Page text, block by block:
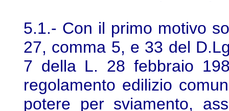
5.1.- Con il primo motivo
27, comma 5, e 33 del
7 della L. 28 febbraio
regolamento edilizio
potere per sviamento,